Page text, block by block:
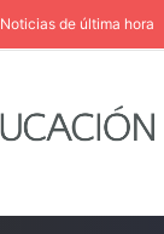
Noticias de última hora